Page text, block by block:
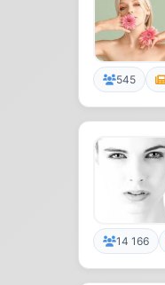
545
14 166